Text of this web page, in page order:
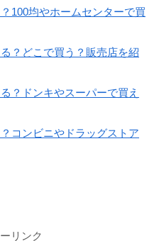
100均やホームセンターで買
？どこで買う？販売店を紹
？ドンキやスーパーで買え
コンビニやドラッグストア
リンク